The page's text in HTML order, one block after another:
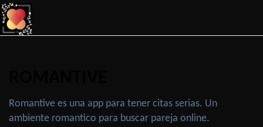
Romantive es una app para tener citas serias. Un
ambiente romantico para buscar pareja online.